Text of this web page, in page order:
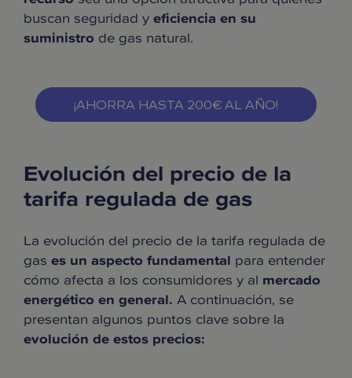
buscan seguridad yeficiencia en su
suministro de gas natural.
¡AHORRA HASTA 200€ AL AÑO!
Evolución del precio de la
tarifa regulada de gas
La evolución del precio de la tarifa regulada de
gas es un aspecto fundamental para entender
cómo afecta a los consumidores y al mercado
energético en general. A continuación, se
presentan algunos puntos clave sobre la
evolución de estos precios: